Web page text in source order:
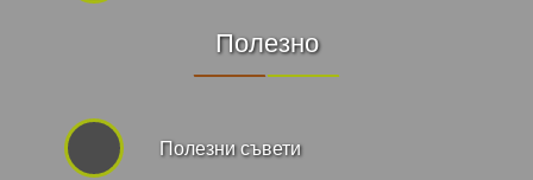
Полезно
Полезни съвети